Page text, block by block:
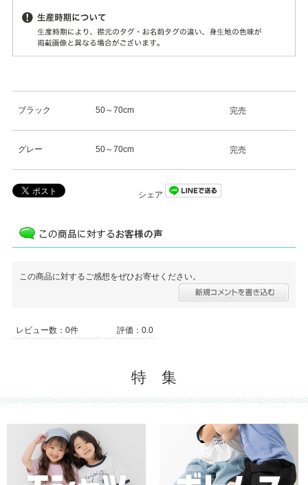
ブラック 50～70cm 完売
グレー 50～70cm 完売
シェア
この商品に対するご感想をぜひお寄せください。
レビュー数：0件 評価：0.0
特 集